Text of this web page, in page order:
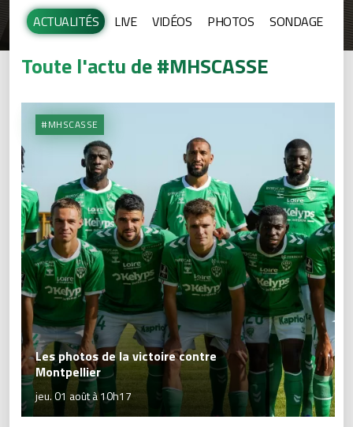
ACTUALITÉS LIVE VIDÉOS PHOTOS SONDAGE
Toute l'actu de #MHSCASSE
#MHSCASSE
Les photos de la victoire contre
Montpellier
jeu. 01 août à 10h17